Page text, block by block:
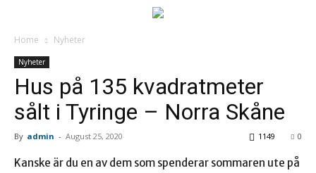
Home Nyheter
Nyheter
Hus på 135 kvadratmeter
sålt i Tyringe – Norra Skåne
By admin - August 25, 2020 0
1149
Kanske är du en av dem som spenderar sommaren ute på